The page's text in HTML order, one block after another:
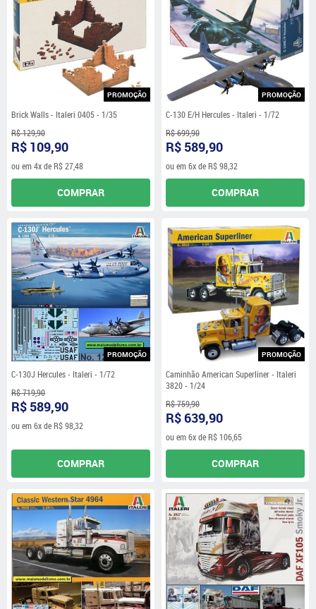
PROMOÇÃO
Brick Walls - Italeri 0405 - 1/35
R$ 129,90
R$ 109,90
ou em4xdeR$ 27,48
COMPRAR
PROMOÇÃO
C-130 E/H Hercules - Italeri - 1/72
R$ 699,90
R$ 589,90
ou em6xdeR$ 98,32
COMPRAR
PROMOÇÃO
C-130J Hercules - Italeri - 1/72
R$ 719,90
R$ 589,90
ou em6xdeR$ 98,32
COMPRAR
PROMOÇÃO
Caminhão American Superliner - Italeri
3820 - 1/24
R$ 759,90
R$ 639,90
ou em6xdeR$ 106,65
COMPRAR